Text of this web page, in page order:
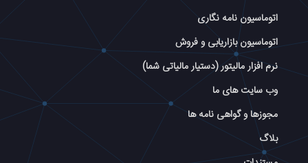
اتوماسیون نامه نگاری
اتوماسیون بازاریابی و فروش
نرم افزار مالیتور (دستیار مالیاتی شما)
وب سایت های ما
مجوزها و گواهی نامه ها
بلاگ